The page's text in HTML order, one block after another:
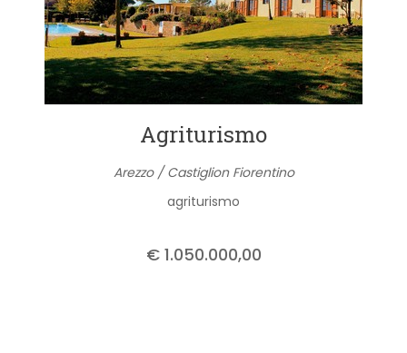
Agriturismo
Arezzo / Castiglion Fiorentino
agriturismo
€ 1.050.000,00